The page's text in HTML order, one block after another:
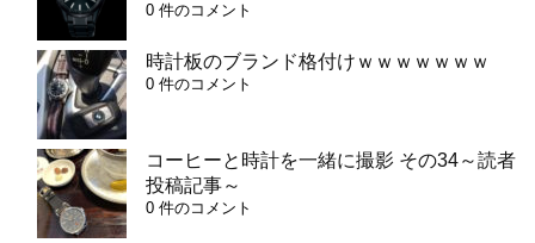
0 件のコメント
時計板のブランド格付けｗｗｗｗｗｗｗ
0 件のコメント
コーヒーと時計を一緒に撮影 その34～読者
投稿記事～
0 件のコメント